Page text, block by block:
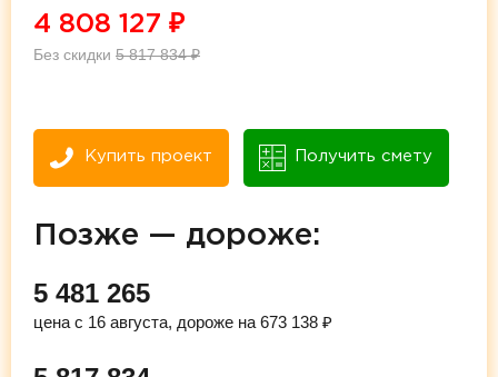
4 808 127 ₽
Без скидки 5 817 834₽
Купить проект Получить смету
Позже — дороже:
5 481 265
цена с 16 августа, дороже на 673 138 ₽